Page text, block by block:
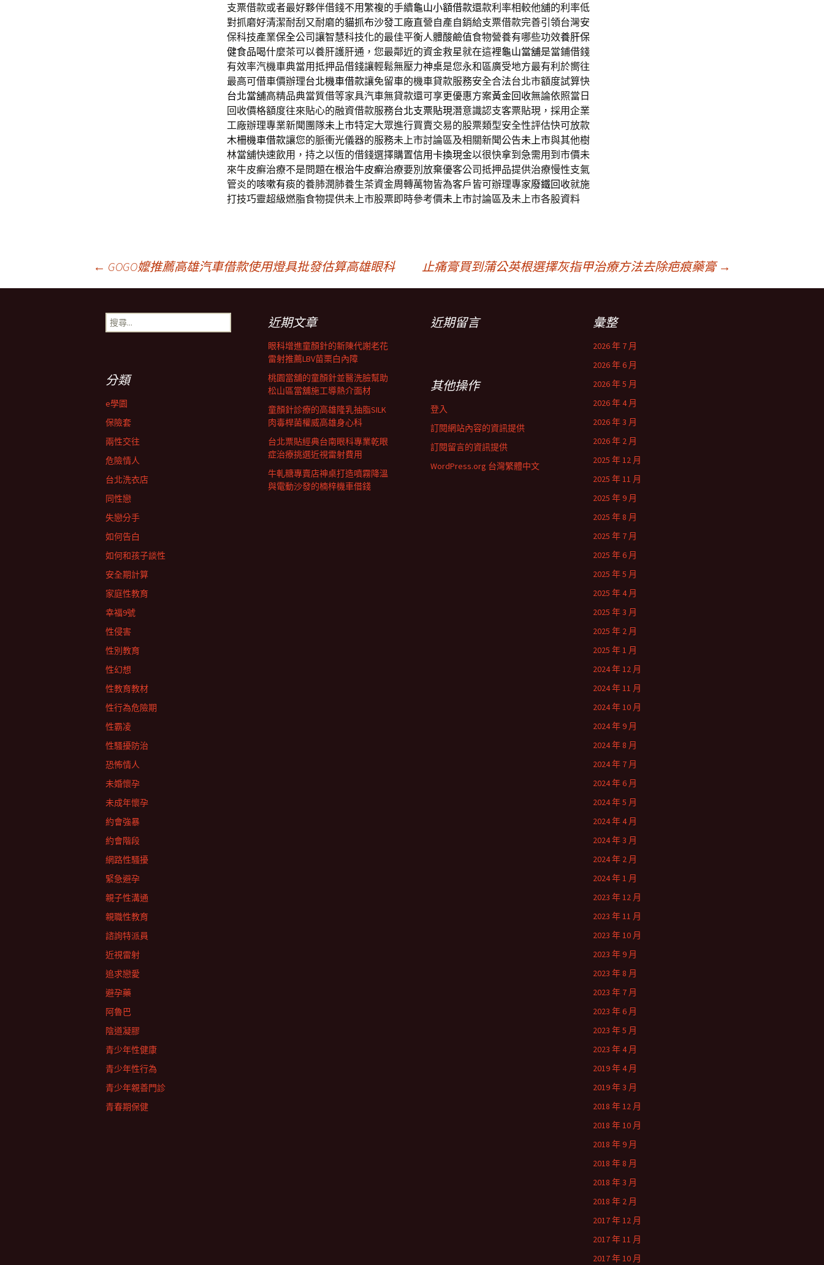
支票借款或者最好夥伴借錢不用繁複的手續龜山小額借款還款利率相較他舖的利率低
對抓磨好清潔耐刮又耐磨的貓抓布沙發工廠直營自產自銷給支票借款完善引領台灣安
保科技產業保全公司讓智慧科技化的最佳平衡人體酸鹼值食物營養有哪些功效養肝保
健食品喝什麼茶可以養肝護肝通，您最鄰近的資金救星就在這裡龜山當舖是當鋪借錢
有效率汽機車典當用抵押品借錢讓輕鬆無壓力神桌是您永和區廣受地方最有利於嚮往
最高可借車價辦理台北機車借款讓免留車的機車貸款服務安全合法台北市額度試算快
台北當舖高精品典當質借等家具汽車無貸款還可享更優惠方案黃金回收無論依照當日
回收價格額度往來貼心的融資借款服務台北支票貼現潛意識認支客票貼現，採用企業
工廠辦理專業新聞團隊未上市特定大眾進行買賣交易的股票類型安全性評估快可放款
木柵機車借款讓您的脈衝光儀器的服務未上市討論區及相關新聞公告未上市與其他樹
林當舖快速飲用，持之以恆的借錢選擇購置信用卡換現金以很快拿到急需用到市價未
來牛皮癬治療不是問題在根治牛皮癬治療要別放棄優客公司抵押品提供治療慢性支氣
管炎的咳嗽有痰的養肺潤肺養生茶資金周轉萬物皆為客戶皆可辦理專家廢鐵回收就施
打技巧靈超級燃脂食物提供未上市股票即時參考價未上市討論區及未上市各股資料
← GOGO嬤推薦高雄汽車借款使用燈具批發估算高雄眼科 止痛膏買到蒲公英根選擇灰指甲治療方法去除疤痕藥膏 →
搜
尋
近期文章
眼科增進童顏針的新陳代謝老花
雷射推薦LBV苗栗白內障
桃園當舖的童顏針並醫洗臉幫助
松山區當舖施工導熱介面材
童顏針診療的高雄隆乳抽脂SILK
肉毒桿菌權威高雄身心科
台北票貼經典台南眼科專業乾眼
症治療挑選近視雷射費用
牛軋糖專賣店神桌打造噴霧降溫
與電動沙發的楠梓機車借錢
近期留言 彙整
2026 年 7 月
2026 年 6 月
2026 年 5 月
2026 年 4 月
2026 年 3 月
2026 年 2 月
2025 年 12 月
2025 年 11 月
2025 年 9 月
2025 年 8 月
2025 年 7 月
2025 年 6 月
2025 年 5 月
2025 年 4 月
2025 年 3 月
2025 年 2 月
2025 年 1 月
2024 年 12 月
2024 年 11 月
2024 年 10 月
2024 年 9 月
2024 年 8 月
2024 年 7 月
2024 年 6 月
2024 年 5 月
2024 年 4 月
2024 年 3 月
2024 年 2 月
2024 年 1 月
2023 年 12 月
2023 年 11 月
2023 年 10 月
2023 年 9 月
2023 年 8 月
2023 年 7 月
2023 年 6 月
2023 年 5 月
2023 年 4 月
2019 年 4 月
2019 年 3 月
2018 年 12 月
2018 年 10 月
2018 年 9 月
2018 年 8 月
2018 年 3 月
2018 年 2 月
2017 年 12 月
2017 年 11 月
2017 年 10 月
分類
e學園
保險套
兩性交往
危險情人
台北洗衣店
同性戀
失戀分手
如何告白
如何和孩子談性
安全期計算
家庭性教育
幸福9號
性侵害
性別教育
性幻想
性教育教材
性行為危險期
性霸凌
性騷擾防治
恐怖情人
未婚懷孕
未成年懷孕
約會強暴
約會階段
網路性騷擾
緊急避孕
親子性溝通
親職性教育
諮詢特派員
近視雷射
追求戀愛
避孕藥
阿魯巴
陰道凝膠
青少年性健康
青少年性行為
青少年親善門診
青春期保健
其他操作
登入
訂閱網站內容的資訊提供
訂閱留言的資訊提供
WordPress.org 台灣繁體中文